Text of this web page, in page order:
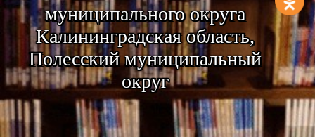
муниципального округа
Калининградская область,
Полесский муниципальный
округ